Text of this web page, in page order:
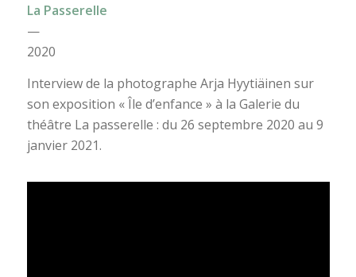
La Passerelle
—
2020
Interview de la photographe Arja Hyytiäinen sur
son exposition « Île d’enfance » à la Galerie du
théâtre La passerelle : du 26 septembre 2020 au 9
janvier 2021.